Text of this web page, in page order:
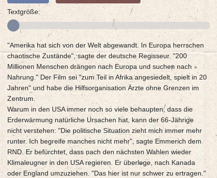
Textgröße:
"Amerika hat sich von der Welt abgewandt. In Europa herrschen
chaotische Zustände", sagte der deutsche Regisseur. "200
Millionen Menschen drängen nach Europa und suchen nach
Nahrung." Der Film sei "zum Teil in Afrika angesiedelt, spielt in 20
Jahren" und habe die Hilfsorganisation Ärzte ohne Grenzen im
Zentrum.
Warum in den USA immer noch so viele behaupten, dass die
Erderwärmung natürliche Ursachen hat, kann der 66-Jährige
nicht verstehen: "Die politische Situation zieht mich immer mehr
runter. Ich begreife manches nicht mehr", sagte Emmerich dem
RND. Er befürchtet, dass nach den nächsten Wahlen wieder
Klimaleugner in den USA regieren. Er überlege, nach Kanada
oder England umzuziehen. "Das hier ist nur schwer zu ertragen."